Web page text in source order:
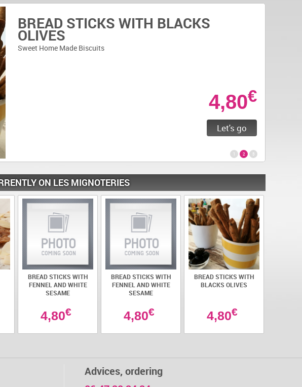
TINY MERINGUES
Sweet Home Made Biscuits
4,80€
Let's go
BREAD STICKS WITH BLACKS
OLIVES
Sweet Home Made Biscuits
4,80€
Let's go
CROUSTILLES
Sweet Home Made Biscuits
4,80€
Let's go
1 2 3
ON LES MIGNOTERIES
BREAD STICKS WITH
FENNEL AND WHITE
SESAME
4,80€
BREAD STICKS WITH
FENNEL AND WHITE
SESAME
4,80€
BREAD STICKS WITH
BLACKS OLIVES
4,80€
Advices, ordering